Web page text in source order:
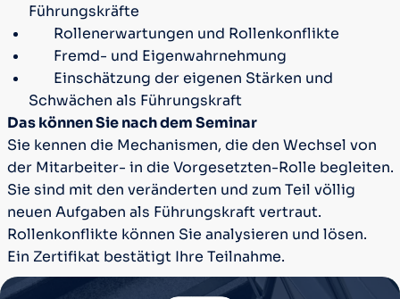
Führungskräfte
Rollenerwartungen und Rollenkonflikte
Fremd- und Eigenwahrnehmung
Einschätzung der eigenen Stärken und
Schwächen als Führungskraft
Das können Sie nach dem Seminar
Sie kennen die Mechanismen, die den Wechsel von
der Mitarbeiter- in die Vorgesetzten-Rolle begleiten.
Sie sind mit den veränderten und zum Teil völlig
neuen Aufgaben als Führungskraft vertraut.
Rollenkonflikte können Sie analysieren und lösen.
Ein Zertifikat bestätigt Ihre Teilnahme.